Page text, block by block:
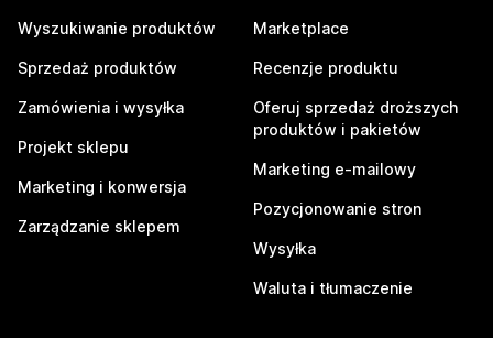
Wyszukiwanie produktów
Sprzedaż produktów
Zamówienia i wysyłka
Projekt sklepu
Marketing i konwersja
Zarządzanie sklepem
Marketplace
Recenzje produktu
Oferuj sprzedaż droższych
produktów i pakietów
Marketing e-mailowy
Pozycjonowanie stron
Wysyłka
Waluta i tłumaczenie